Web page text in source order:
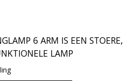
6 ARM IS EEN STOERE,
LAMP